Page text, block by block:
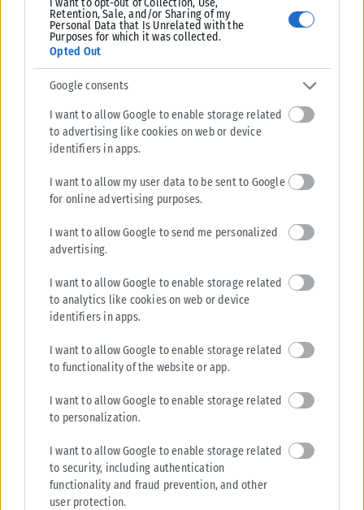
I want to opt-out of Collection, Use,
Retention, Sale, and/or Sharing of my
Personal Data that Is Unrelated with the
Purposes for which it was collected.
Opted Out
Google consents
I want to allow Google to enable storage related
to advertising like cookies on web or device
identifiers in apps.
I want to allow my user data to be sent to Google
for online advertising purposes.
I want to allow Google to send me personalized
advertising.
I want to allow Google to enable storage related
to analytics like cookies on web or device
identifiers in apps.
I want to allow Google to enable storage related
to functionality of the website or app.
I want to allow Google to enable storage related
to personalization.
I want to allow Google to enable storage related
to security, including authentication
functionality and fraud prevention, and other
user protection.
5 Αυγούστου, το απόγευμα, αυτοψία στην περιοχή του Πόρτο Γερμενού,
προκειμένου να...
ΑΝΑΡΤΉΘΗΚΕ ΑΠΌ